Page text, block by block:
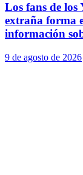
Los fans de los
extraña forma
información
9 de agosto de 2026